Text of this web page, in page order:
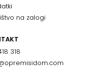
na zalogi
318